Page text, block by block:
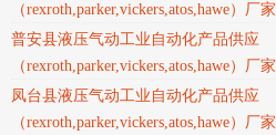
（rexroth,parker,vickers,atos,hawe）厂家
普安县液压气动工业自动化产品供应
（rexroth,parker,vickers,atos,hawe）厂家
凤台县液压气动工业自动化产品供应
（rexroth,parker,vickers,atos,hawe）厂家